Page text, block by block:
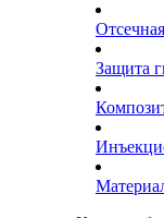
Защита